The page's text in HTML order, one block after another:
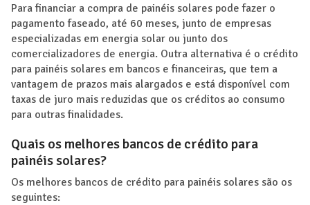
Para financiar a compra de painéis solares pode fazer o
pagamento faseado, até 60 meses, junto de empresas
especializadas em energia solar ou junto dos
comercializadores de energia. Outra alternativa é o crédito
para painéis solares em bancos e financeiras, que tem a
vantagem de prazos mais alargados e está disponível com
taxas de juro mais reduzidas que os créditos ao consumo
para outras finalidades.
Quais os melhores bancos de crédito para
painéis solares?
Os melhores bancos de crédito para painéis solares são os
seguintes: